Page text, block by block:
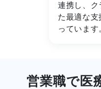
連携し、ク
た最適な支
っています
営業職で医